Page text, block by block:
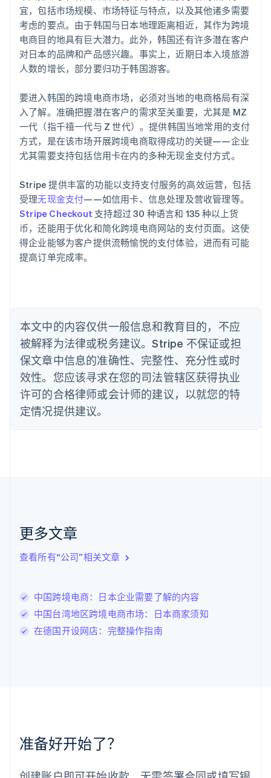
宜，包括市场规模、市场特征与特点，以及其他诸多需要
考虑的要点。由于韩国与日本地理距离相近，其作为跨境
电商目的地具有巨大潜力。此外，韩国还有许多潜在客户
对日本的品牌和产品感兴趣。事实上，近期日本入境旅游
人数的增长，部分要归功于韩国游客。
要进入韩国的跨境电商市场，必须对当地的电商格局有深
入了解。准确把握潜在客户的需求至关重要，尤其是 MZ
一代（指千禧一代与 Z 世代）。提供韩国当地常用的支付
方式，是在该市场开展跨境电商取得成功的关键——企业
尤其需要支持包括信用卡在内的多种无现金支付方式。
Stripe 提供丰富的功能以支持支付服务的高效运营，包括
受理无现金支付——如信用卡、信息处理及营收管理等。
Stripe Checkout 支持超过 30 种语言和 135 种以上货
币，还能用于优化和简化跨境电商网站的支付页面。这使
得企业能够为客户提供流畅愉悦的支付体验，进而有可能
提高订单完成率。
本文中的内容仅供一般信息和教育目的，不应
被解释为法律或税务建议。Stripe 不保证或担
保文章中信息的准确性、完整性、充分性或时
效性。您应该寻求在您的司法管辖区获得执业
许可的合格律师或会计师的建议，以就您的特
定情况提供建议。
更多文章
查看所有“公司”相关文章
中国跨境电商：日本企业需要了解的内容
中国台湾地区跨境电商市场：日本商家须知
在德国开设网店：完整操作指南
准备好开始了？
阿联酋
English
爱尔兰
English
English
奥地利
DeutschEnglish
澳大利亚
English
巴西
PortuguêsEnglish
English
丹麦
English
德国
DeutschEnglish
法国
FrançaisEnglish
芬兰
EnglishSvenska
English Italiano
拉脱维亚
立陶宛
DeutschEnglish
卢森堡
Français DeutschEnglish
罗马尼亚
墨西哥
EspañolEnglish
English